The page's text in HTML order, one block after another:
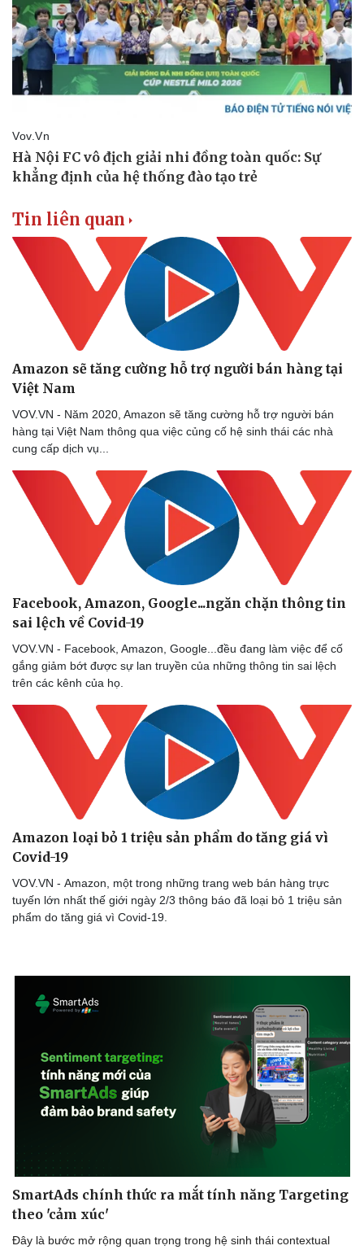
Lịch thi đấu bóng đá
Thế giới thể thao
eSports
Hậu trường
Xe máy
Tư vấn
Doanh nghiệp
Thông tin doanh nghiệp
Doanh nghiệp 24h
Công nghệ
Sành điệu
Tin Công nghệ
Trải nghiệm
Chuyển đổi số
Tin liên quan
Amazon sẽ tăng cường hỗ trợ người bán hàng tại
Việt Nam
VOV.VN - Năm 2020, Amazon sẽ tăng cường hỗ trợ người bán
hàng tại Việt Nam thông qua việc củng cố hệ sinh thái các nhà
cung cấp dịch vụ...
Facebook, Amazon, Google...ngăn chặn thông tin
sai lệch về Covid-19
VOV.VN - Facebook, Amazon, Google...đều đang làm việc để cố
gắng giảm bớt được sự lan truyền của những thông tin sai lệch
trên các kênh của họ.
Amazon loại bỏ 1 triệu sản phẩm do tăng giá vì
Covid-19
VOV.VN - Amazon, một trong những trang web bán hàng trực
tuyến lớn nhất thế giới ngày 2/3 thông báo đã loại bỏ 1 triệu sản
phẩm do tăng giá vì Covid-19.
SmartAds chính thức ra mắt tính năng Targeting
theo 'cảm xúc'
Đây là bước mở rộng quan trọng trong hệ sinh thái contextual